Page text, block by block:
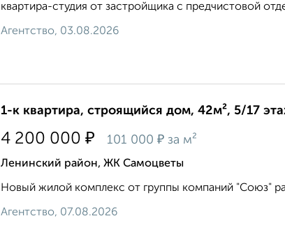
квартира-студия от застройщика с предчистовой
Агентство, 03.08.2026
1-к квартира, строящийся дом, 42м², 5/17
4 200 000 ₽ 101 000 ₽ за м²
Ленинский район, ЖК Самоцветы
Новый жилой комплекс от группы компаний "Союз"
Агентство, 07.08.2026